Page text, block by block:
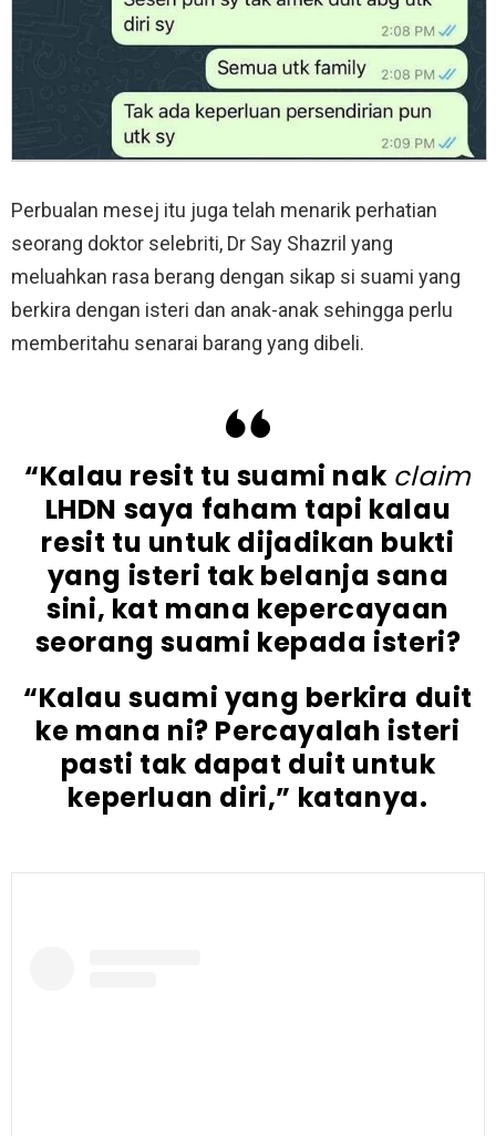
Perbualan mesej itu juga telah menarik perhatian
seorang doktor selebriti, Dr Say Shazril yang
meluahkan rasa berang dengan sikap si suami yang
berkira dengan isteri dan anak-anak sehingga perlu
memberitahu senarai barang yang dibeli.
“Kalau resit tu suami nak claim
LHDN saya faham tapi kalau
resit tu untuk dijadikan bukti
yang isteri tak belanja sana
sini, kat mana kepercayaan
seorang suami kepada isteri?
“Kalau suami yang berkira duit
ke mana ni? Percayalah isteri
pasti tak dapat duit untuk
keperluan diri,” katanya.